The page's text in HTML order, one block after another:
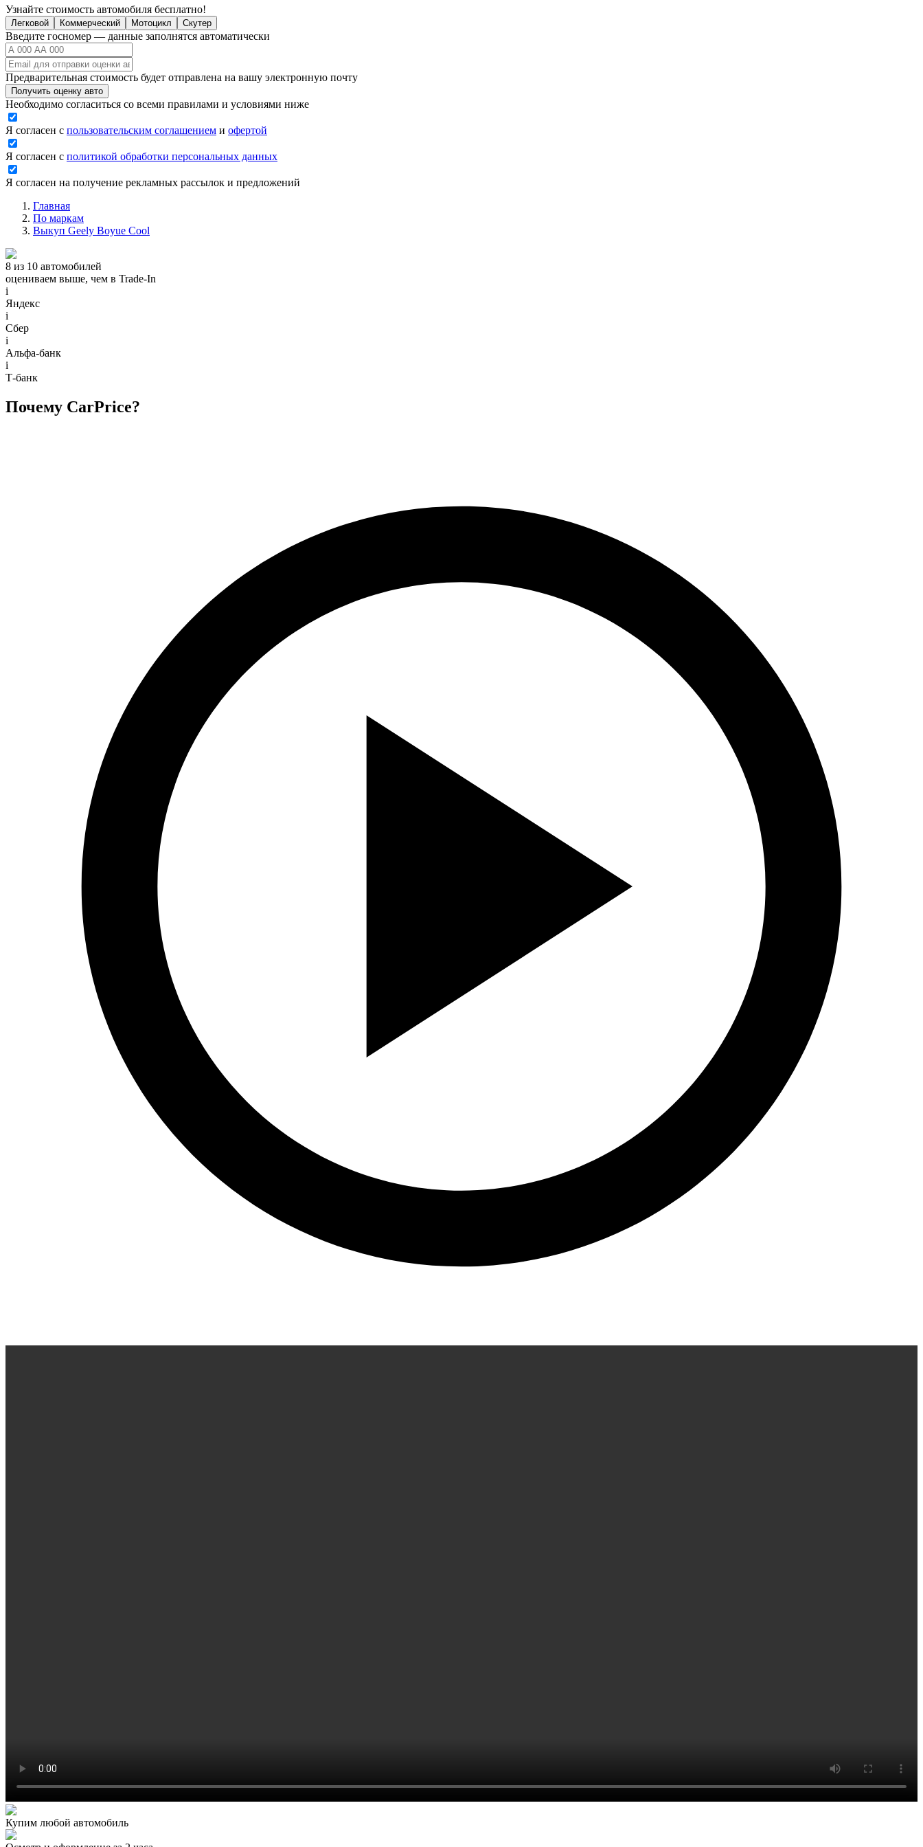
Узнайте стоимость автомобиля бесплатно!
Легковой Коммерческий Мотоцикл Скутер
Введите госномер — данные заполнятся автоматически
Предварительная стоимость будет отправлена на вашу электронную почту
Получить оценку авто
Необходимо согласиться со всеми правилами и условиями ниже
Я согласен с пользовательским соглашением и офертой
Я согласен с политикой обработки персональных данных
Я согласен на получение рекламных рассылок и предложений
Главная
По маркам
Выкуп Geely Boyue Cool
8 из 10 автомобилей
оцениваем выше, чем в Trade‑In
i
Яндекс
i
Сбер
i
Альфа-банк
i
Т-банк
Почему CarPrice?
Купим любой автомобиль